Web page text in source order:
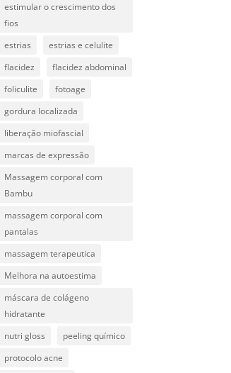
estimular o crescimento dos
fios
estrias
estrias e celulite
flacidez
flacidez abdominal
foliculite
fotoage
gordura localizada
liberação miofascial
marcas de expressão
Massagem corporal com
Bambu
massagem corporal com
pantalas
massagem terapeutica
Melhora na autoestima
máscara de colágeno
hidratante
nutri gloss
peeling químico
protocolo acne